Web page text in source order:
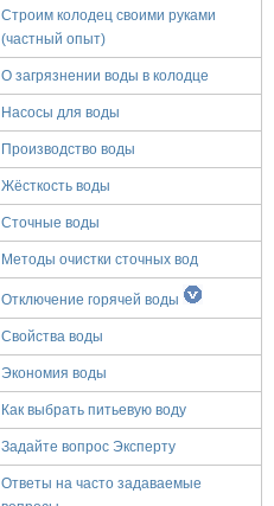
Строим колодец своими руками
(частный опыт)
О загрязнении воды в колодце
Насосы для воды
Производство воды
Жёсткость воды
Сточные воды
Методы очистки сточных вод
Отключение горячей воды
Свойства воды
Экономия воды
Как выбрать питьевую воду
Задайте вопрос Эксперту
Ответы на часто задаваемые